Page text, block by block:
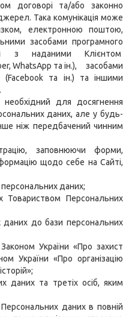
договорі та/або законно
Така комунікація може
електронною поштою,
засобами програмного
з наданими Клієнтом
WhatsApp та ін.), засобами
та ін.) та іншими
для досягнення
даних, але у будь-
ніж передбачений чинним
заповнюючи форми,
щодо себе на Сайті,
даних;
Товариством Персональних
до бази персональних
України «Про захист
України «Про організацію
даних та третіх осіб, яким
даних в повній